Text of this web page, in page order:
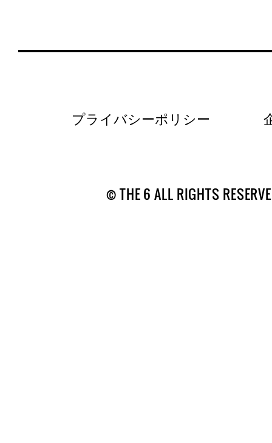
プライバシーポリシー
© THE 6 ALL RIGHTS